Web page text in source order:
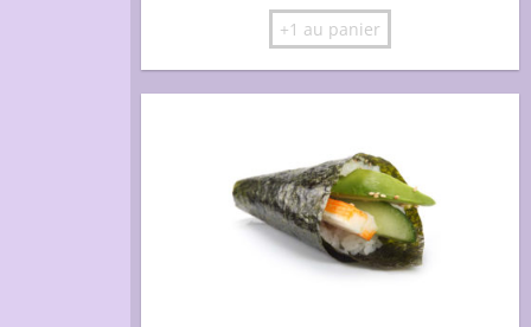
+1 au panier